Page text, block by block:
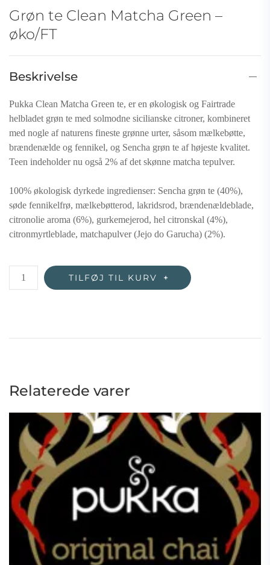
Grøn te Clean Matcha Green –
øko/FT
Beskrivelse
Pukka Clean Matcha Green te, er en økologisk og Fairtrade
helbladet grøn te med solmodne sicilianske citroner, kombineret
med nogle af naturens fineste grønne urter, såsom mælkebøtte,
brændenælde og fennikel, og Sencha grøn te af højeste kvalitet.
Teen indeholder nu også 2% af det skønne matcha tepulver.
100% økologisk dyrkede ingredienser: Sencha grøn te (40%),
søde fennikelfrø, mælkebøtterod, lakridsrod, brændenældeblade,
citronolie aroma (6%), gurkemejerod, hel citronskal (4%),
citronmyrtleblade, matchapulver (Jejo do Garucha) (2%).
Grøn
TILFØJ TIL KURV
Relaterede varer